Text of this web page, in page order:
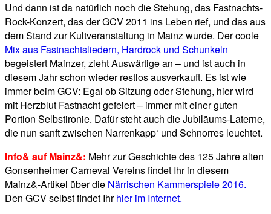
Und dann ist da natürlich noch die Stehung, das Fastnachts-
Rock-Konzert, das der GCV 2011 ins Leben rief, und das aus
dem Stand zur Kultveranstaltung in Mainz wurde. Der coole
Mix aus Fastnachtsliedern, Hardrock und Schunkeln
begeistert Mainzer, zieht Auswärtige an – und ist auch in
diesem Jahr schon wieder restlos ausverkauft. Es ist wie
immer beim GCV: Egal ob Sitzung oder Stehung, hier wird
mit Herzblut Fastnacht gefeiert – immer mit einer guten
Portion Selbstironie. Dafür steht auch die Jubiläums-Laterne,
die nun sanft zwischen Narrenkapp‘ und Schnorres leuchtet.
Info& auf Mainz&: Mehr zur Geschichte des 125 Jahre alten
Gonsenheimer Carneval Vereins findet Ihr in diesem
Mainz&-Artikel über die Närrischen Kammerspiele 2016.
Den GCV selbst findet Ihrhier im Internet.